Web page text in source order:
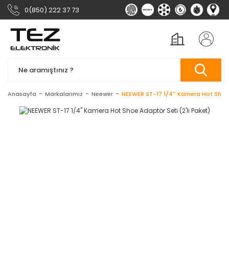
0(850) 222 37 73
Anasayfa Markalarımız Neewer NEEWER ST-17 1/4'' Kamera Hot